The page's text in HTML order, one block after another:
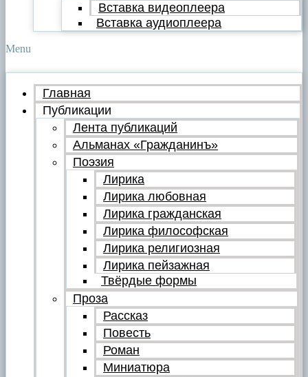
Вставка видеоплеера
Вставка аудиоплеера
Menu
Главная
Публикации
Лента публикаций
Альманах «Гражданинъ»
Поэзия
Лирика
Лирика любовная
Лирика гражданская
Лирика философская
Лирика религиозная
Лирика пейзажная
Твёрдые формы
Проза
Рассказ
Повесть
Роман
Миниатюра